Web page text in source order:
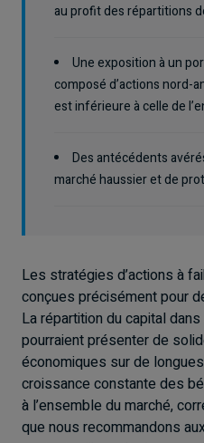
au profit des répartitions
Une exposition à un
composé d’actions nord-
est inférieure à celle de
Des antécédents
marché haussier et de
Les stratégies d’actions à
conçues précisément pour
La répartition du capital
pourraient présenter de
économiques sur de
croissance constante des
à l’ensemble du marché,
que nous recommandons